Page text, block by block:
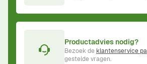
Productadvies nodig?
Bezoek de klantenservice
gestelde vragen.